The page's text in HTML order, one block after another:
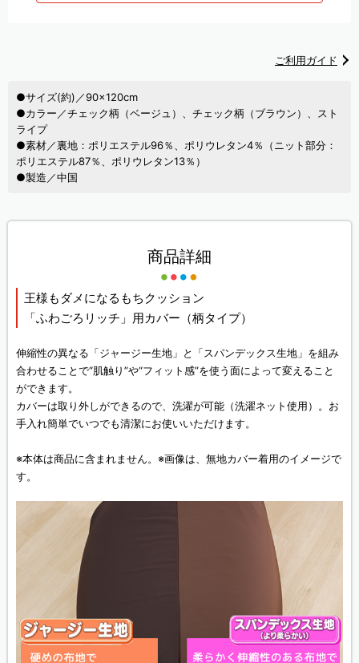
ご利用ガイド
●サイズ(約)／90×120cm
●カラー／チェック柄（ベージュ）、チェック柄（ブラウン）、スト
ライプ
●素材／裏地：ポリエステル96％、ポリウレタン4％（ニット部分：
ポリエステル87％、ポリウレタン13％）
●製造／中国
商品詳細
王様もダメになるもちクッション
「ふわごろリッチ」用カバー（柄タイプ）
伸縮性の異なる「ジャージー生地」と「スパンデックス生地」を組み
合わせることで“肌触り”や“フィット感”を使う面によって変えること
ができます。
カバーは取り外しができるので、洗濯が可能（洗濯ネット使用）。お
手入れ簡単でいつでも清潔にお使いいただけます。
※本体は商品に含まれません。※画像は、無地カバー着用のイメージで
す。